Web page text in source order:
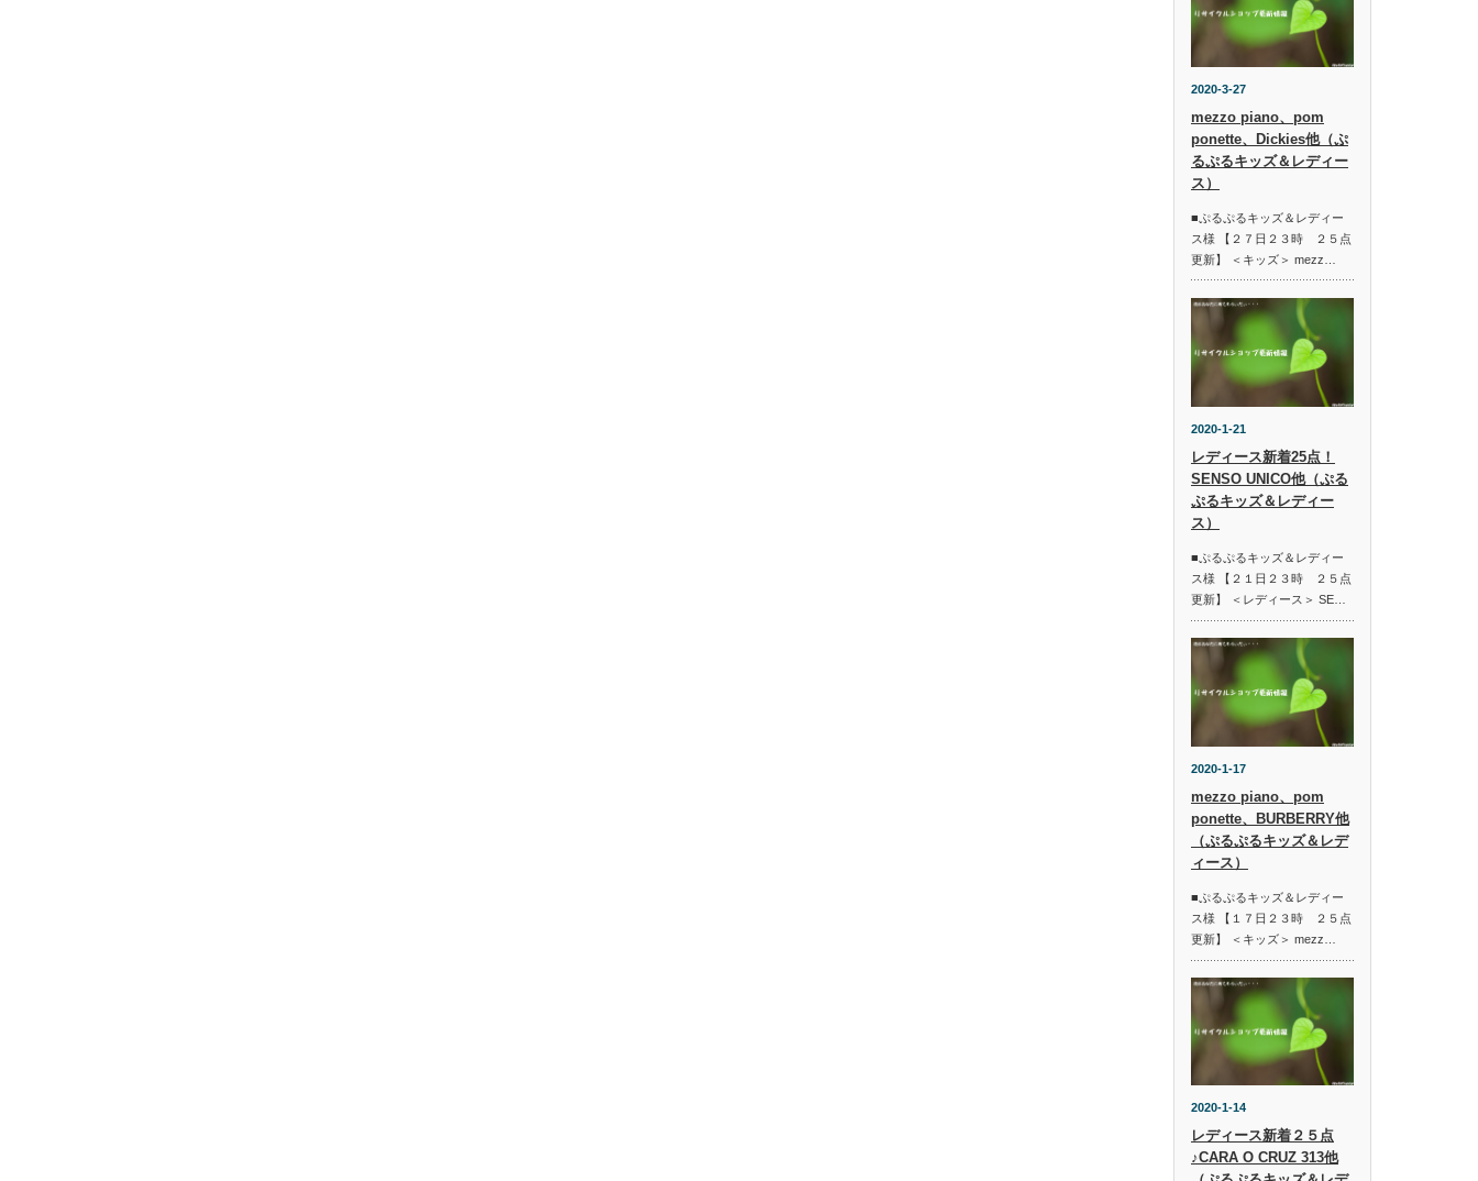
2020-3-27
mezzo piano、pom
ponette、Dickies他（ぷ
るぷるキッズ＆レディー
ス）
■ぷるぷるキッズ＆レディー
ス様 【２７日２３時 ２５点
更新】 ＜キッズ＞ mezz…
2020-1-21
レディース新着25点！
SENSO UNICO他（ぷる
ぷるキッズ＆レディー
ス）
■ぷるぷるキッズ＆レディー
ス様 【２１日２３時 ２５点
更新】 ＜レディース＞ SE…
2020-1-17
mezzo piano、pom
ponette、BURBERRY他
（ぷるぷるキッズ＆レデ
ィース）
■ぷるぷるキッズ＆レディー
ス様 【１７日２３時 ２５点
更新】 ＜キッズ＞ mezz…
2020-1-14
レディース新着２５点
♪CARA O CRUZ 313他